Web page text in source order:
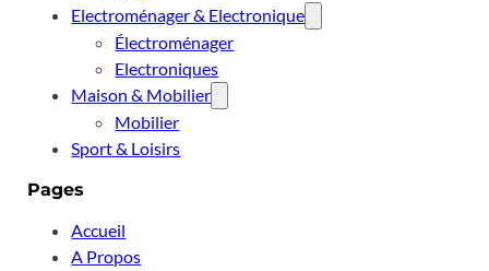
Electroménager & Electronique
Électroménager
Electroniques
Maison & Mobilier
Mobilier
Sport & Loisirs
Pages
Accueil
A Propos